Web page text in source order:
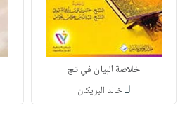
خلاصة البيان في تج
لـخالد البريكان